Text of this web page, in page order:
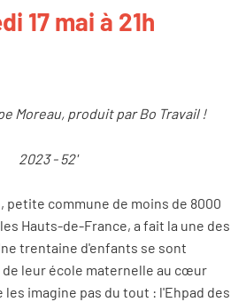
17 mai à 21h
Moreau, produit par Bo Travail !
2023 - 52'
petite commune de moins de 8000
Hauts-de-France, a fait la une des
trentaine d'enfants se sont
leur école maternelle au cœur
les imagine pas du tout : l'Ehpad des